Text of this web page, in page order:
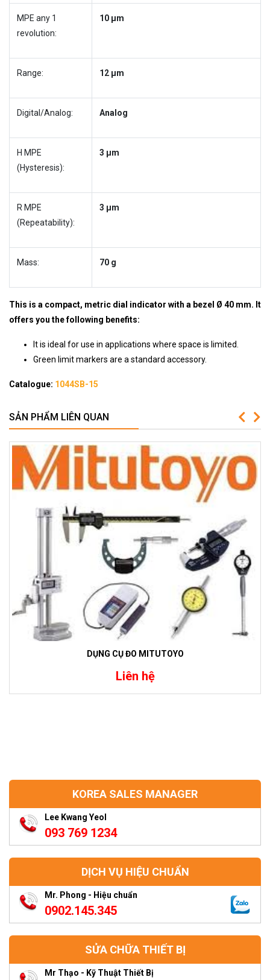
KOREA SALES MANAGER
Lee Kwang Yeol
093 769 1234
DỊCH VỤ HIỆU CHUẨN
Mr. Phong - Hiệu chuẩn
0902.145.345
SỬA CHỮA THIẾT BỊ
Mr Thạo - Kỹ Thuật Thiết Bị
MPE any 1
revolution:
10 µm
Range: 12 µm
Digital/Analog: Analog
H MPE
(Hysteresis):
3 µm
R MPE
(Repeatability):
3 µm
Mass: 70 g
This is a compact, metric dial indicator with a bezel Ø 40 mm. It
offers you the following benefits:
It is ideal for use in applications where space is limited.
Green limit markers are a standard accessory.
Catalogue: 1044SB-15
SẢN PHẨM LIÊN QUAN
DỤNG CỤ ĐO MITUTOYO
Liên hệ